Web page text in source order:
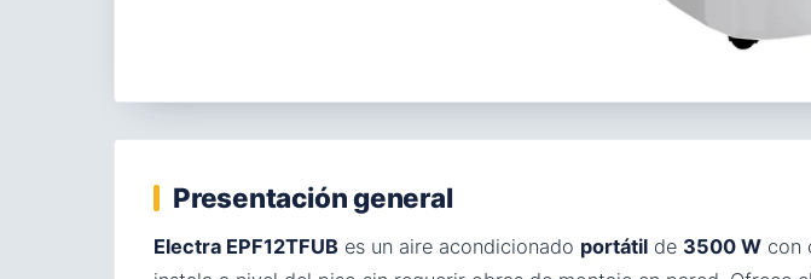
Presentación general
Electra EPF12TFUB es un aire acondicionado portátil de 3500 W con